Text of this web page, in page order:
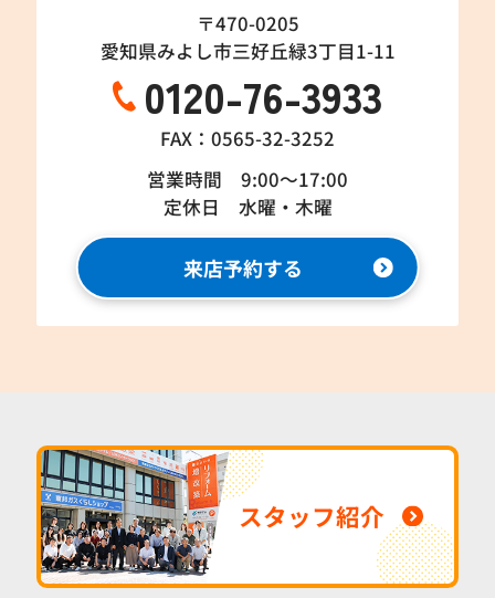
〒470-0205
愛知県みよし市三好丘緑3丁目1-11
0120-76-3933
FAX：0565-32-3252
営業時間 9:00～17:00
定休日 水曜・木曜
来店予約する
スタッフ紹介